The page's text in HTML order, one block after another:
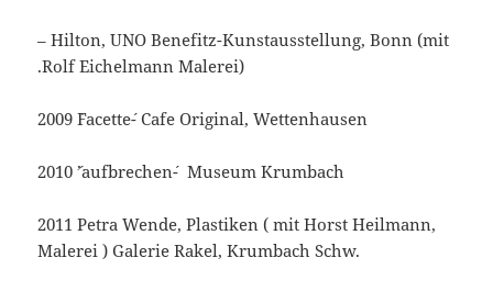
– Hilton, UNO Benefitz-Kunstausstellung, Bonn (mit
.Rolf Eichelmann Malerei)
2009 `Facette´- Cafe Original, Wettenhausen
2010 ´’aufbrechen´- Museum Krumbach
2011 Petra Wende, Plastiken ( mit Horst Heilmann,
Malerei ) Galerie Rakel, Krumbach Schw.